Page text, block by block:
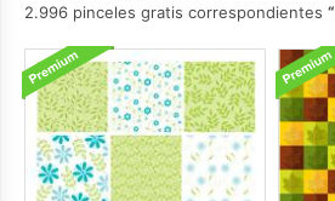
2.996 pinceles gratis correspondientes